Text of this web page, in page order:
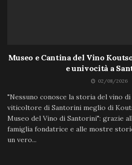
Museo e Cantina del Vino
e univocità a
02/08/2026
"Nessuno conosce la storia del vino
viticoltore di Santorini meglio di
Museo del Vino di Santorini": grazie
famiglia fondatrice e alle mostre
un vero...